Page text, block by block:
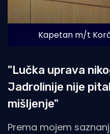
Kapetan m/t
"Lučka uprava
Jadrolinije nije
mišljenje"
Prema mojem